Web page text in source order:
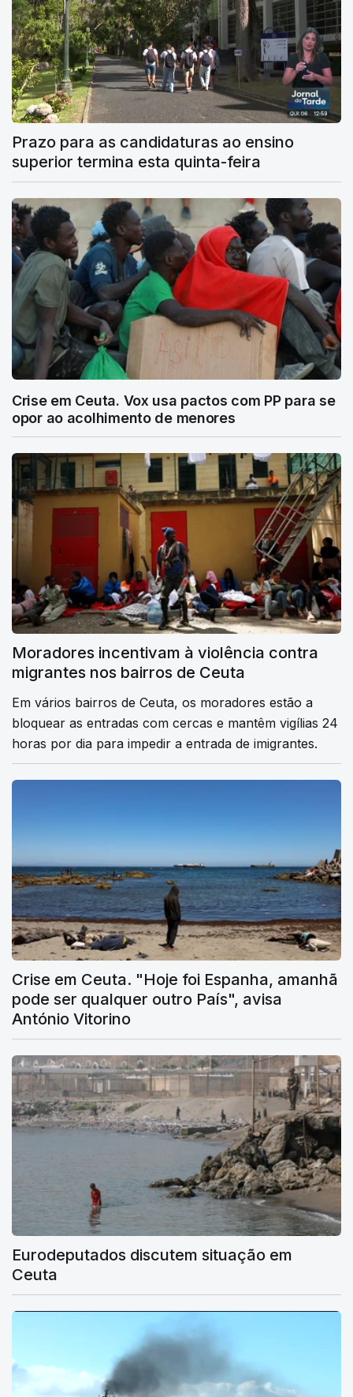
Prazo para as candidaturas ao ensino
superior termina esta quinta-feira
Crise em Ceuta. Vox usa pactos com PP para se
opor ao acolhimento de menores
Moradores incentivam à violência contra
migrantes nos bairros de Ceuta
Em vários bairros de Ceuta, os moradores estão a
bloquear as entradas com cercas e mantêm vigílias 24
horas por dia para impedir a entrada de imigrantes.
Crise em Ceuta. "Hoje foi Espanha, amanhã
pode ser qualquer outro País", avisa
António Vitorino
Eurodeputados discutem situação em
Ceuta